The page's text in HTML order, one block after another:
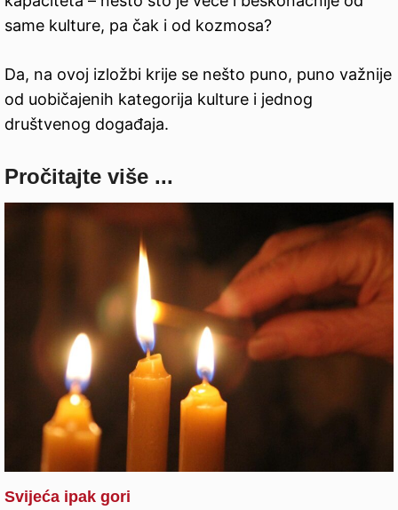
same kulture, pa čak i od kozmosa?
Da, na ovoj izložbi krije se nešto puno, puno važnije
od uobičajenih kategorija kulture i jednog
društvenog događaja.
Pročitajte više ...
Svijeća ipak gori